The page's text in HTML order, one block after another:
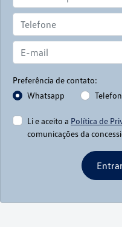
Preferência de contato:
Whatsapp
Li e aceito a Política de
comunicações da